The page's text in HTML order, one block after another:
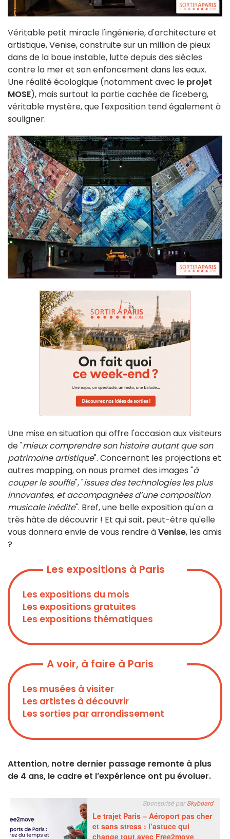
Véritable petit miracle l'ingénierie, d'architecture et
artistique, Venise, construite sur un million de pieux
dans de la boue instable, lutte depuis des siècles
contre la mer et son enfoncement dans les eaux.
Une réalité écologique (notamment avec le projet
MOSE), mais surtout la partie cachée de l'iceberg,
véritable mystère, que l'exposition tend également à
souligner.
Une mise en situation qui offre l'occasion aux visiteurs
de "mieux comprendre son histoire autant que son
patrimoine artistique". Concernant les projections et
autres mapping, on nous promet des images "à
couper le souffle", "issues des technologies les plus
innovantes, et accompagnées d’une composition
musicale inédite". Bref, une belle exposition qu'on a
très hâte de découvrir ! Et qui sait, peut-être qu'elle
vous donnera envie de vous rendre àVenise, les amis
?
Les expositions à Paris
Les expositions du mois
Les expositions gratuites
Les expositions thématiques
A voir, à faire à Paris
Les musées à visiter
Les artistes à découvrir
Les sorties par arrondissement
Attention, notre dernier passage remonte à plus
de 4 ans, le cadre et l’expérience ont pu évoluer.